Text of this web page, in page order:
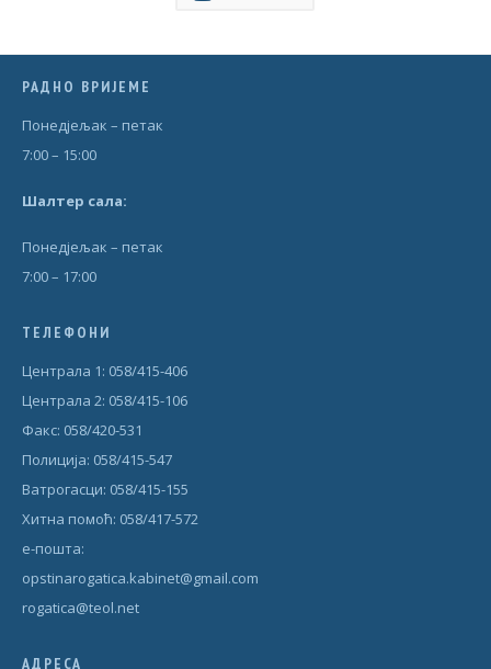
РАДНО ВРИЈЕМЕ
Понедjељак – петак
7:00 – 15:00
Шалтер сала:
Понедjељак – петак
7:00 – 17:00
ТЕЛЕФОНИ
Централа 1: 058/415-406
Централа 2: 058/415-106
Факс: 058/420-531
Полиција: 058/415-547
Ватрогасци: 058/415-155
Хитна помоћ: 058/417-572
е-пошта:
opstinarogatica.kabinet@gmail.com
rogatica@teol.net
АДРЕСА